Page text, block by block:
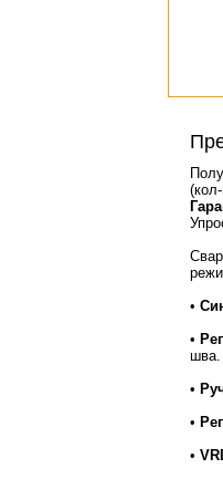
•
•
шва.
•
•
•